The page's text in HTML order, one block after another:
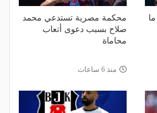
محكمة مصرية تستدعي محمد
صلاح بسبب دعوى أتعاب
محاماة
منذ 6 ساعات